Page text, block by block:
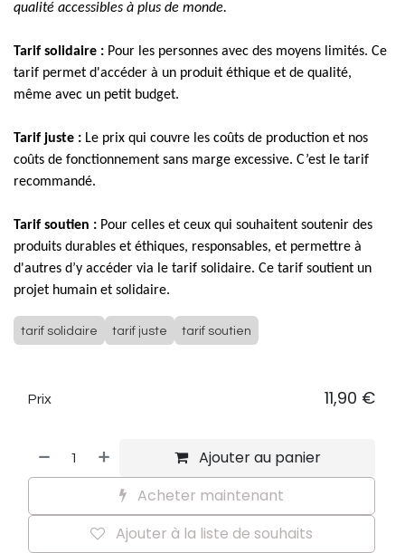
qualité accessibles à plus de monde.
Tarif solidaire : Pour les personnes avec des moyens limités. Ce
tarif permet d'accéder à un produit éthique et de qualité,
même avec un petit budget.
Tarif juste : Le prix qui couvre les coûts de production et nos
coûts de fonctionnement sans marge excessive. C’est le tarif
recommandé.
Tarif soutien : Pour celles et ceux qui souhaitent soutenir des
produits durables et éthiques, responsables, et permettre à
d'autres d’y accéder via le tarif solidaire. Ce tarif soutient un
projet humain et solidaire.
tarif solidaire tarif juste tarif soutien
Ajouter au panier
Acheter maintenant
Ajouter à la liste de souhaits
Prix 11,90 €